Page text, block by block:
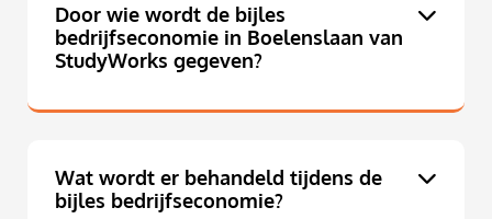
Door wie wordt de bijles
bedrijfseconomie in Boelenslaan van
StudyWorks gegeven?
Wat wordt er behandeld tijdens de
bijles bedrijfseconomie?